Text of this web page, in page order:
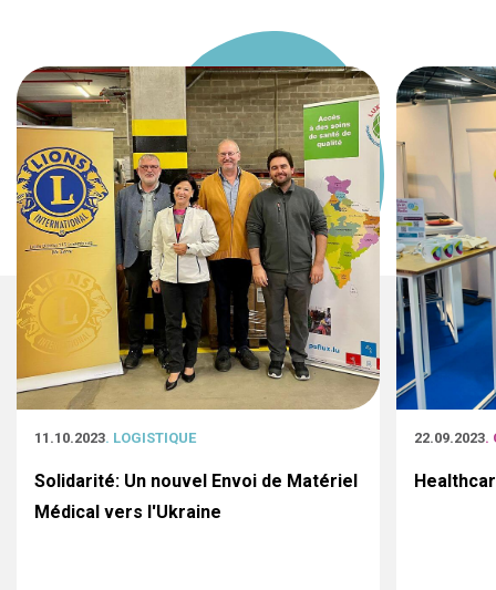
11.10.2023. LOGISTIQUE
Solidarité: Un nouvel Envoi de Matériel
Médical vers l'Ukraine
22.09.2023.